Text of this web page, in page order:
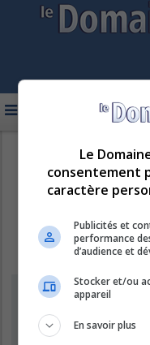
LE DOMAINE BLEU
Information
Vous ne pouvez pas
Le
consentement
caractère
Publicités et
performance
d’audience et
Stocker et/ou
appareil
En savoir plus